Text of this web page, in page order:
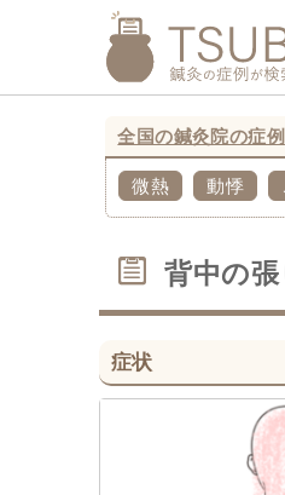
全国の鍼灸院の症例
微熱 動悸
背中の
症状